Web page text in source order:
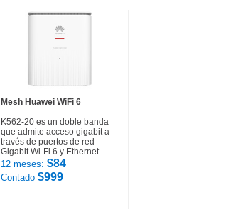
Mesh Huawei WiFi 6
K562-20 es un doble banda
que admite acceso gigabit a
través de puertos de red
Gigabit Wi-Fi 6 y Ethernet
12 meses: $84
Contado $999